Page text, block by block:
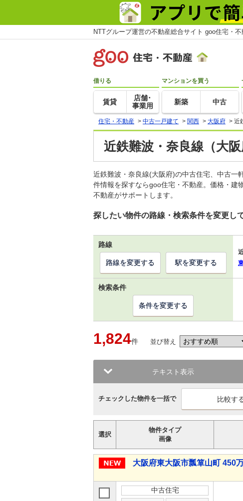
NTTグループ運営の不動産総合サイト goo住宅・不
借りる
賃貸
店舗･
事業用
マンションを買う
新築 中古
住宅・不動産 > 中古一戸建て > 関西 > 大阪府 > 近
近鉄難波・奈良線（大
近鉄難波・奈良線(大阪府)の中古住宅、中古一
件情報を探すならgoo住宅・不動産。価格・建
不動産がサポートします。
探したい物件の路線・検索条件を変更し
路線
路線を変更する 駅を変更する
検索条件
条件を変更する
1,824件 並び替え
テキスト表示
チェックした物件を一括で
選択
物件タイプ
画像
大阪府東大阪市瓢箪山町 450
中古住宅